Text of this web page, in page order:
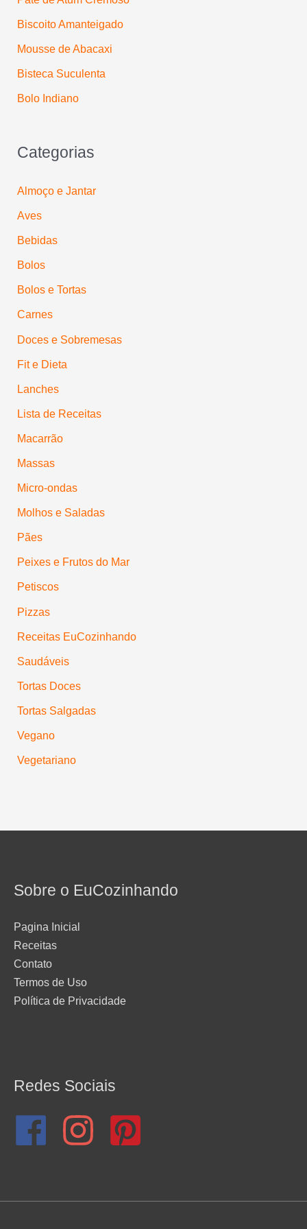
o
r
:
Biscoito Amanteigado
Mousse de Abacaxi
Bisteca Suculenta
Bolo Indiano
Categorias
Almoço e Jantar
Aves
Bebidas
Bolos
Bolos e Tortas
Carnes
Doces e Sobremesas
Fit e Dieta
Lanches
Lista de Receitas
Macarrão
Massas
Micro-ondas
Molhos e Saladas
Pães
Peixes e Frutos do Mar
Petiscos
Pizzas
Receitas EuCozinhando
Saudáveis
Tortas Doces
Tortas Salgadas
Vegano
Vegetariano
Sobre o EuCozinhando
Pagina Inicial
Receitas
Contato
Termos de Uso
Política de Privacidade
Redes Sociais